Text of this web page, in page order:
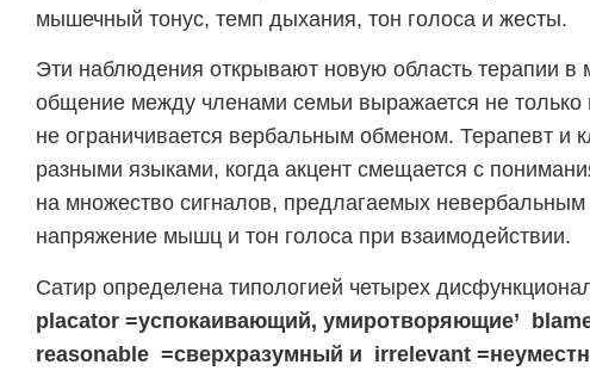
мышечный тонус, темп дыхания, тон голоса и жесты.
Эти наблюдения открывают новую область терапии в
общение между членами семьи выражается не
не ограничивается вербальным обменом. Терапевт
разными языками, когда акцент смещается с
на множество сигналов, предлагаемых
напряжение мышц и тон голоса при взаимодействии.
Сатир определена типологией четырех
placator =успокаивающий, умиротворяющие’
reasonable =сверхразумный и irrelevant